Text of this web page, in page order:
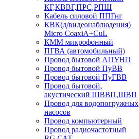
КГ,КВВГ,ПРС,РПШ
Кабель силовой ППГнг
КВК(д/видеонаблюдения)
Micro CoaxiA+CuL
КММ микрофонный
ПГВА (автомобильный)
Провод бытовой АПУНП
Провод бытовой ПуВВ
Провод бытовой ПуГВВ
Провод бытовой,
акустический ШВВП,ШВП
Провод для водопогружных
насосов
Провод компьютерный
Провод радиочастотный